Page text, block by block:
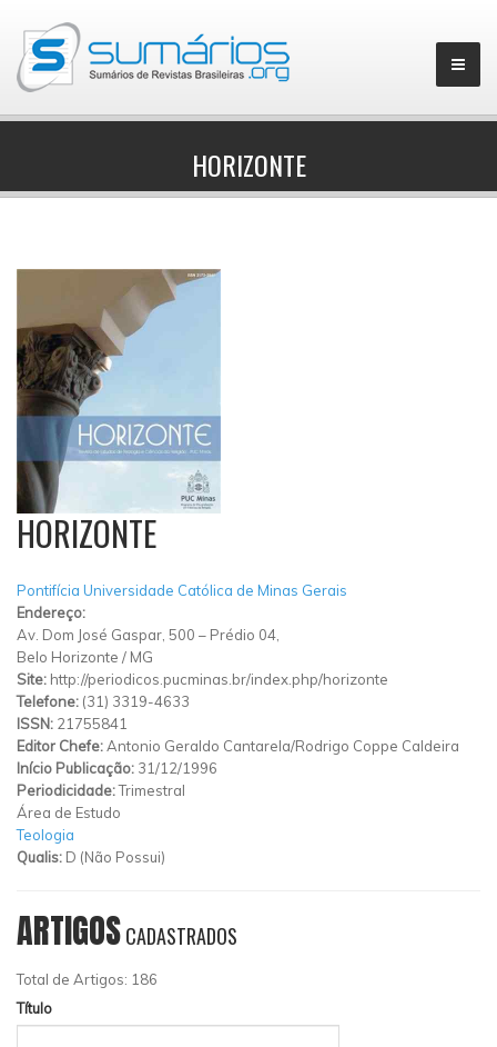
▼
HORIZONTE
HORIZONTE
Pontifícia Universidade Católica de Minas Gerais
Endereço:
Av. Dom José Gaspar, 500 – Prédio 04,
Belo Horizonte / MG
Site: http://periodicos.pucminas.br/index.php/horizonte
Telefone: (31) 3319-4633
ISSN: 21755841
Editor Chefe:Antonio Geraldo Cantarela/Rodrigo Coppe Caldeira
Início Publicação: 31/12/1996
Periodicidade:Trimestral
Área de Estudo
Teologia
Qualis: D (Não Possui)
ARTIGOSCADASTRADOS
Total de Artigos: 186
Título